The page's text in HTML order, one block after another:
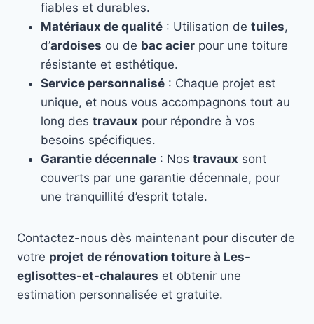
fiables et durables.
Matériaux de qualité : Utilisation de tuiles,
d’ardoises ou de bac acier pour une toiture
résistante et esthétique.
Service personnalisé : Chaque projet est
unique, et nous vous accompagnons tout au
long des travaux pour répondre à vos
besoins spécifiques.
Garantie décennale : Nos travaux sont
couverts par une garantie décennale, pour
une tranquillité d’esprit totale.
Contactez-nous dès maintenant pour discuter de
votre projet de rénovation toiture à Les-
eglisottes-et-chalaures et obtenir une
estimation personnalisée et gratuite.